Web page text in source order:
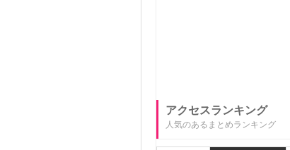
アクセスランキング
人気のあるまとめランキング